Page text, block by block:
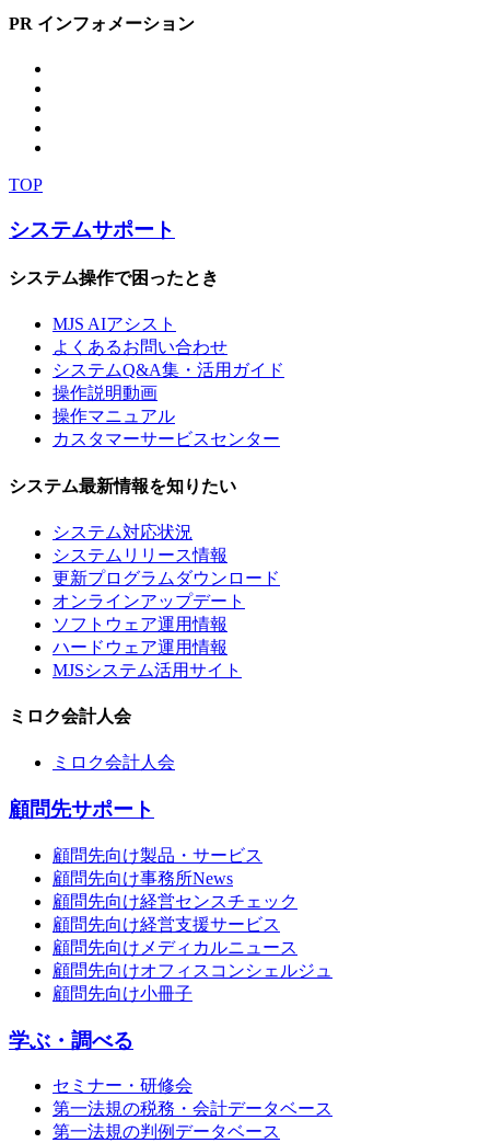
PR インフォメーション
TOP
システムサポート
システム操作で困ったとき
MJS AIアシスト
よくあるお問い合わせ
システムQ&A集・活用ガイド
操作説明動画
操作マニュアル
カスタマーサービスセンター
システム最新情報を知りたい
システム対応状況
システムリリース情報
更新プログラムダウンロード
オンラインアップデート
ソフトウェア運用情報
ハードウェア運用情報
MJSシステム活用サイト
ミロク会計人会
ミロク会計人会
顧問先サポート
顧問先向け製品・サービス
顧問先向け事務所News
顧問先向け経営センスチェック
顧問先向け経営支援サービス
顧問先向けメディカルニュース
顧問先向けオフィスコンシェルジュ
顧問先向け小冊子
学ぶ・調べる
セミナー・研修会
第一法規の税務・会計データベース
第一法規の判例データベース